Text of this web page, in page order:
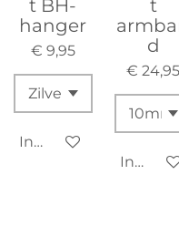
t BH-
hanger
€ 9,95
In winkelwagen
t
d
€ 24,95
In